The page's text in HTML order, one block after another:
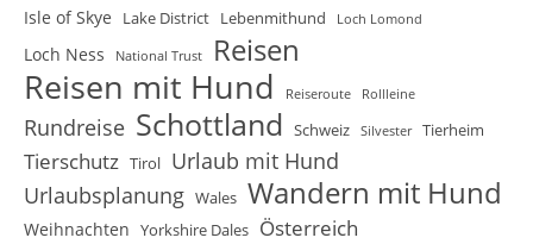
Isle of Skye Lake District Lebenmithund Loch Lomond
Loch Ness National Trust Reisen
Reisen mit Hund Reiseroute Rollleine
Rundreise Schottland Schweiz Silvester Tierheim
Tierschutz Tirol Urlaub mit Hund
Urlaubsplanung Wales Wandern mit Hund
Weihnachten Yorkshire Dales Österreich